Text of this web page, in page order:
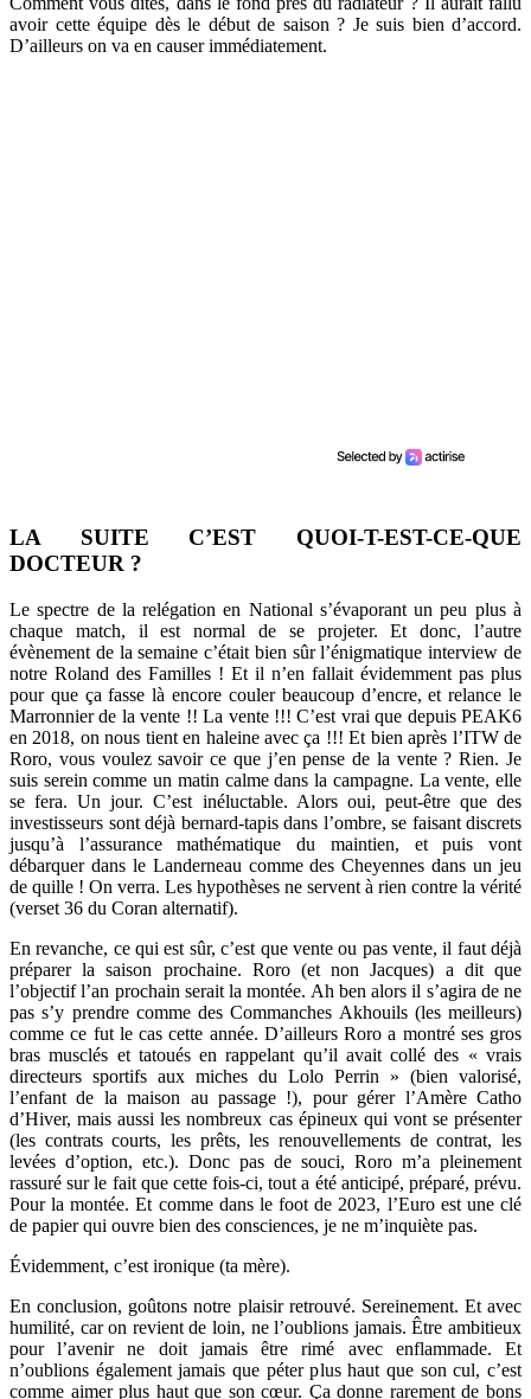
avoir cette équipe dès le début de saison ? Je suis bien d’accord.
D’ailleurs on va en causer immédiatement.
LA SUITE C’EST QUOI-T-EST-CE-QUE
DOCTEUR ?
Le spectre de la relégation en National s’évaporant un peu plus à
chaque match, il est normal de se projeter. Et donc, l’autre
évènement de la semaine c’était bien sûr l’énigmatique interview de
notre Roland des Familles ! Et il n’en fallait évidemment pas plus
pour que ça fasse là encore couler beaucoup d’encre, et relance le
Marronnier de la vente !! La vente !!! C’est vrai que depuis PEAK6
en 2018, on nous tient en haleine avec ça !!! Et bien après l’ITW de
Roro, vous voulez savoir ce que j’en pense de la vente ? Rien. Je
suis serein comme un matin calme dans la campagne. La vente, elle
se fera. Un jour. C’est inéluctable. Alors oui, peut-être que des
investisseurs sont déjà bernard-tapis dans l’ombre, se faisant discrets
jusqu’à l’assurance mathématique du maintien, et puis vont
débarquer dans le Landerneau comme des Cheyennes dans un jeu
de quille ! On verra. Les hypothèses ne servent à rien contre la vérité
(verset 36 du Coran alternatif).
En revanche, ce qui est sûr, c’est que vente ou pas vente, il faut déjà
préparer la saison prochaine. Roro (et non Jacques) a dit que
l’objectif l’an prochain serait la montée. Ah ben alors il s’agira de ne
pas s’y prendre comme des Commanches Akhouils (les meilleurs)
comme ce fut le cas cette année. D’ailleurs Roro a montré ses gros
bras musclés et tatoués en rappelant qu’il avait collé des « vrais
directeurs sportifs aux miches du Lolo Perrin » (bien valorisé,
l’enfant de la maison au passage !), pour gérer l’Amère Catho
d’Hiver, mais aussi les nombreux cas épineux qui vont se présenter
(les contrats courts, les prêts, les renouvellements de contrat, les
levées d’option, etc.). Donc pas de souci, Roro m’a pleinement
rassuré sur le fait que cette fois-ci, tout a été anticipé, préparé, prévu.
Pour la montée. Et comme dans le foot de 2023, l’Euro est une clé
de papier qui ouvre bien des consciences, je ne m’inquiète pas.
Évidemment, c’est ironique (ta mère).
En conclusion, goûtons notre plaisir retrouvé. Sereinement. Et avec
humilité, car on revient de loin, ne l’oublions jamais. Être ambitieux
pour l’avenir ne doit jamais être rimé avec enflammade. Et
n’oublions également jamais que péter plus haut que son cul, c’est
comme aimer plus haut que son cœur. Ça donne rarement de bons